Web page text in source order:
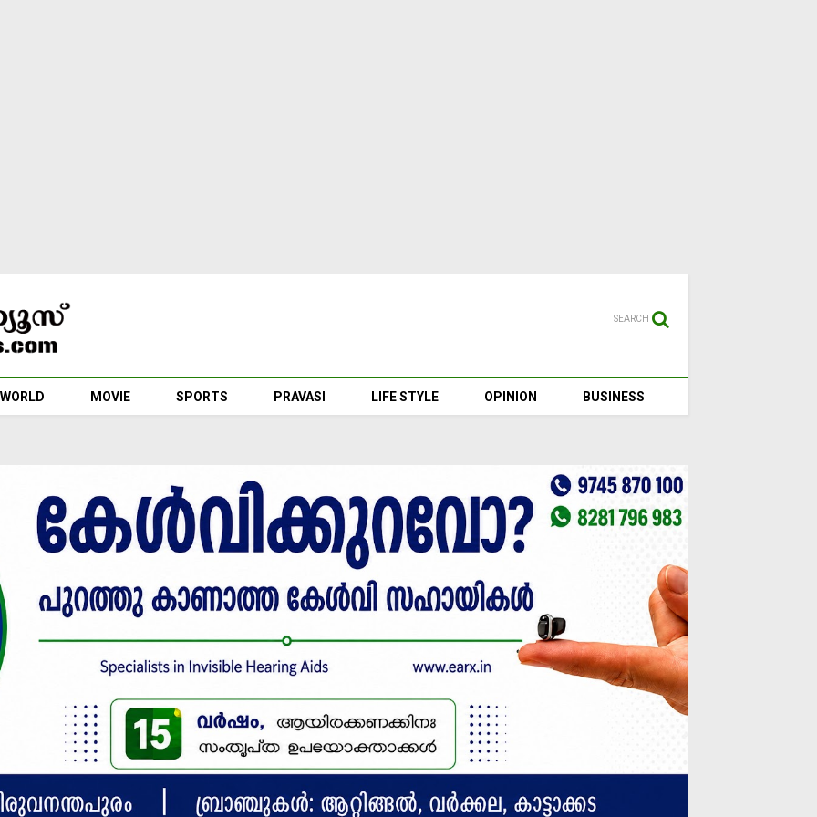
SEARCH
WORLD MOVIE SPORTS PRAVASI LIFE STYLE OPINION BUSINESS